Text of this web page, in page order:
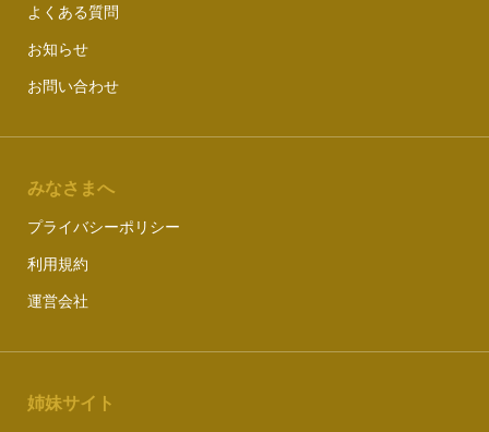
よくある質問
お知らせ
お問い合わせ
みなさまへ
プライバシーポリシー
利用規約
運営会社
姉妹サイト